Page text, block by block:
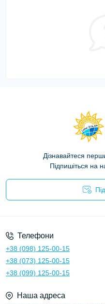
Дізнавайтеся
Підпишіться на
Телефони
+38 (098) 125-00-15
+38 (073) 125-00-15
+38 (099) 125-00-15
Наша адреса